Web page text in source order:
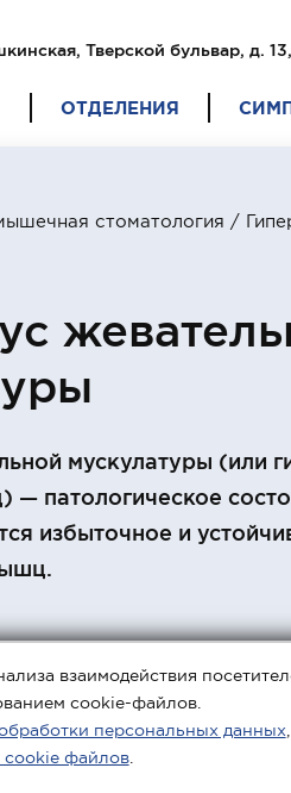
Тверской бульвар, д.
ОТДЕЛЕНИЯ
стоматология /
мускулатуры (или
патологическое
избыточное и
взаимодействия
cookie-файлов.
персональных данных
cookie файлов.